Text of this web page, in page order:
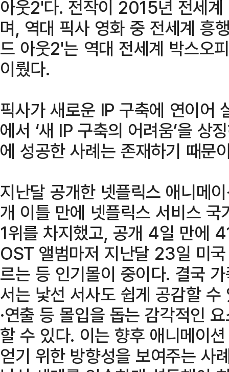
아웃2'다. 전작이 2015년 전세
며, 역대 픽사 영화 중 전세계 흥
드 아웃2'는 역대 전세계 박스오
이뤘다.
픽사가 새로운 IP 구축에 연이어
에서 ‘새 IP 구축의 어려움’을 상
에 성공한 사례는 존재하기 때문
지난달 공개한 넷플릭스 애니메
개 이틀 만에 넷플릭스 서비스
1위를 차지했고, 공개 4일 만에
OST 앨범마저 지난달 23일 미
르는 등 인기몰이 중이다. 결국
서는 낯선 서사도 쉽게 공감할
·연출 등 몰입을 돕는 감각적인
할 수 있다. 이는 향후 애니메이
얻기 위한 방향성을 보여주는 사